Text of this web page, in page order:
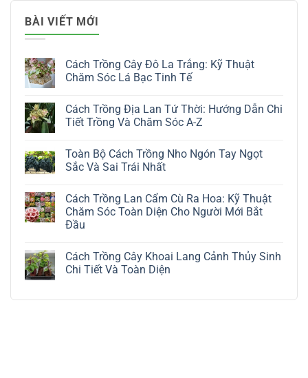
BÀI VIẾT MỚI
Cách Trồng Cây Đô La Trắng: Kỹ Thuật
Chăm Sóc Lá Bạc Tinh Tế
bình
luận
Cây
Đô
La
Thuật
Chăm
Sóc
Lá
Tế
Cách Trồng Địa Lan Tứ Thời: Hướng Dẫn Chi
Tiết Trồng Và Chăm Sóc A-Z
bình
luận
ở
Địa
Lan
Tứ
Thời:
Chi
Tiết
Trồng
Toàn Bộ Cách Trồng Nho Ngón Tay Ngọt
Sắc Và Sai Trái Nhất
bình
luận
ở
Toàn
Trồng
Nho
Ngón
Cách Trồng Lan Cẩm Cù Ra Hoa: Kỹ Thuật
Chăm Sóc Toàn Diện Cho Người Mới Bắt
Đầu
bình
luận
ở
Lan
Cách Trồng Cây Khoai Lang Cảnh Thủy Sinh
Chi Tiết Và Toàn Diện
bình